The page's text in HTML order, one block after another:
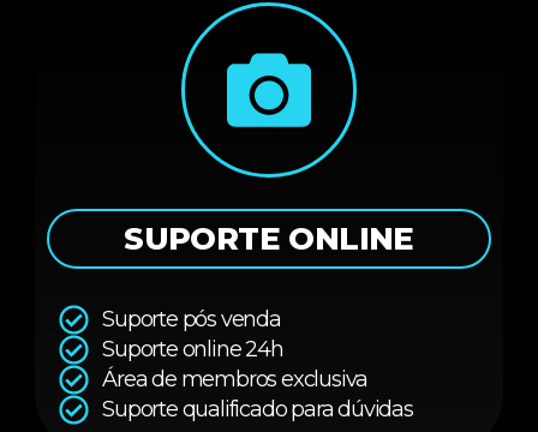
SUPORTE ONLINE
Suporte pós venda
Suporte online 24h
Área de membros exclusiva
Suporte qualificado para dúvidas